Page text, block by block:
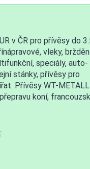
v ČR pro přívěsy do
vleky,
speciály, auto-
stánky, přívěsy pro
Přívěsy WT-
koní,